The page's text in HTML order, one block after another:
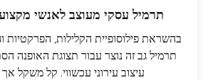
תרמיל עסקי מעוצב לאנשי מקצוע
בהשראת פילוסופיית הקלילות,
תרמיל גב זה נוצר עבור תצוגת האופנה
עיצוב עירוני עכשווי. קל משקל